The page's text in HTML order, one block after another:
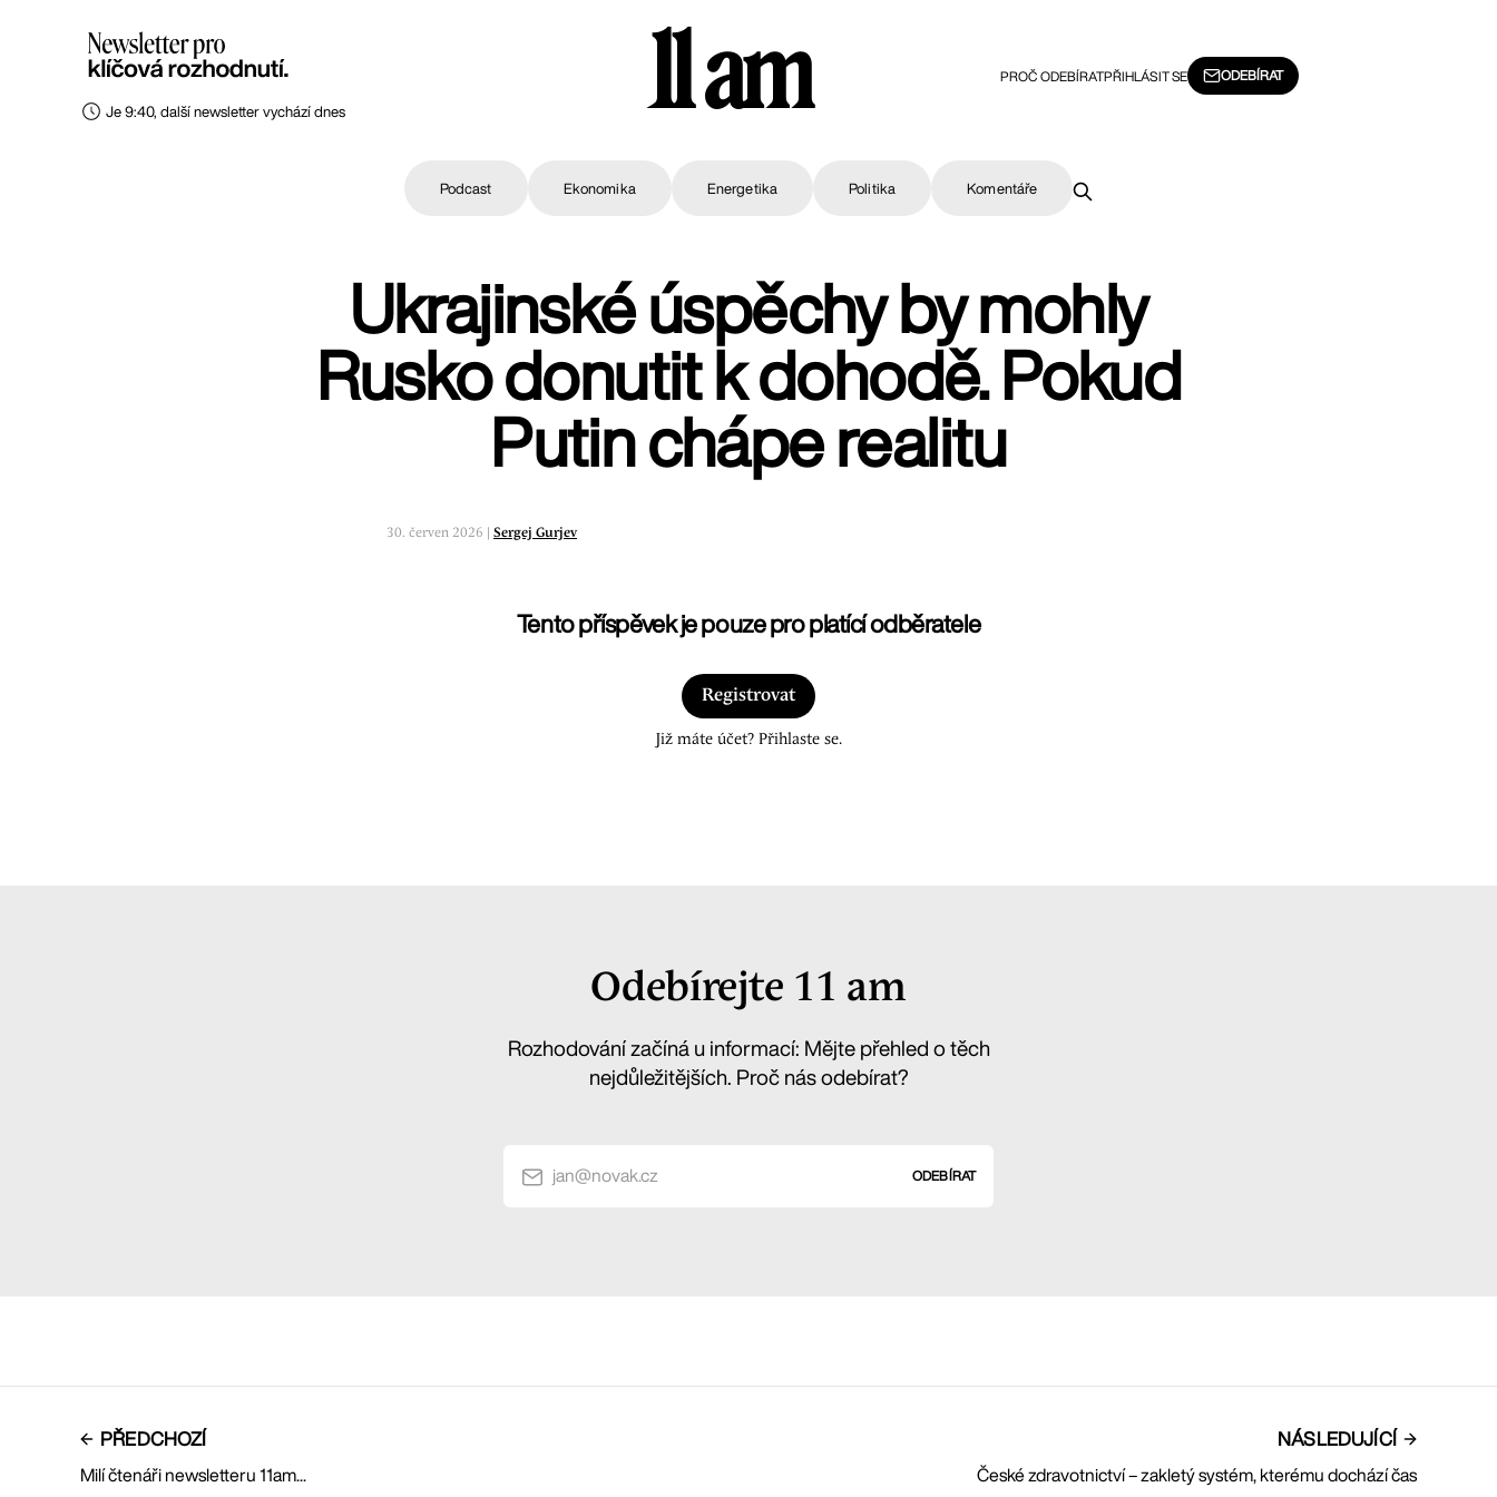
Je 9:40, další newsletter vychází dnes 11 am PROČ ODEBÍRATPŘIHLÁSIT SE ODEBÍRAT
Podcast Ekonomika Energetika Politika Komentáře
Ukrajinské úspěchy by mohly
Rusko donutit k dohodě. Pokud
Putin chápe realitu
30. červen 2026 | Sergej Gurjev
Tento příspěvek je pouze pro platící odběratele
Registrovat
Již máte účet? Přihlaste se.
Odebírejte 11 am
Rozhodování začíná u informací: Mějte přehled o těch
nejdůležitějších. Proč nás odebírat?
jan@novak.cz ODEBÍRAT
PŘEDCHOZÍ
Milí čtenáři newsletteru 11am...
NÁSLEDUJÍCÍ
České zdravotnictví – zakletý systém, kterému dochází čas